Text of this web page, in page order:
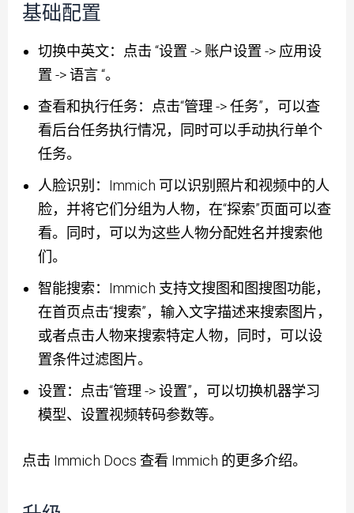
基础配置
切换中英文：点击 “设置 -> 账户设置 -> 应用设
置 -> 语言 “。
查看和执行任务：点击“管理 -> 任务”，可以查
看后台任务执行情况，同时可以手动执行单个
任务。
人脸识别：Immich 可以识别照片和视频中的人
脸，并将它们分组为人物，在“探索”页面可以查
看。同时，可以为这些人物分配姓名并搜索他
们。
智能搜索：Immich 支持文搜图和图搜图功能，
在首页点击“搜索”，输入文字描述来搜索图片，
或者点击人物来搜索特定人物，同时，可以设
置条件过滤图片。
设置：点击“管理 -> 设置”，可以切换机器学习
模型、设置视频转码参数等。
点击 Immich Docs 查看 Immich 的更多介绍。